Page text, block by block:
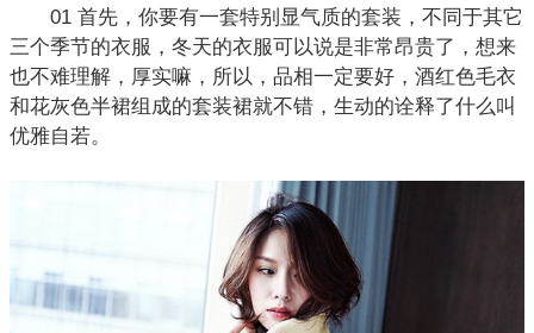
01 首先，你要有一套特别显气质的套装，不同于其它
三个季节的衣服，冬天的衣服可以说是非常昂贵了，想来
也不难理解，厚实嘛，所以，品相一定要好，酒红色毛衣
和花灰色半裙组成的套装裙就不错，生动的诠释了什么叫
优雅自若。